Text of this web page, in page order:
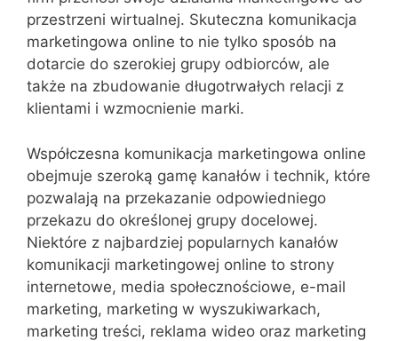
przestrzeni wirtualnej. Skuteczna komunikacja
marketingowa online to nie tylko sposób na
dotarcie do szerokiej grupy odbiorców, ale
także na zbudowanie długotrwałych relacji z
klientami i wzmocnienie marki.
Współczesna komunikacja marketingowa online
obejmuje szeroką gamę kanałów i technik, które
pozwalają na przekazanie odpowiedniego
przekazu do określonej grupy docelowej.
Niektóre z najbardziej popularnych kanałów
komunikacji marketingowej online to strony
internetowe, media społecznościowe, e-mail
marketing, marketing w wyszukiwarkach,
marketing treści, reklama wideo oraz marketing